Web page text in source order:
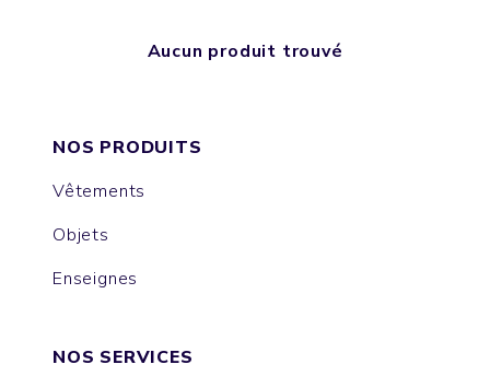
Aucun produit trouvé
NOS PRODUITS
Vêtements
Objets
Enseignes
NOS SERVICES